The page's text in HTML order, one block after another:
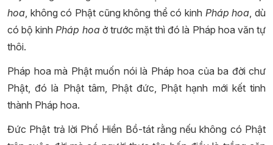
hoa , không có Phật cũng không thể có kinh Pháp hoa , dù
có bộ kinh Pháp hoaở trước mặt thì đó là Pháp hoa văn tự
thôi.
Pháp hoa mà Phật muốn nói là Pháp hoa của ba đời chư
Phật, đó là Phật tâm, Phật đức, Phật hạnh mới kết tinh
thành Pháp hoa.
Đức Phật trả lời Phổ Hiền Bồ-tát rằng nếu không có Phật